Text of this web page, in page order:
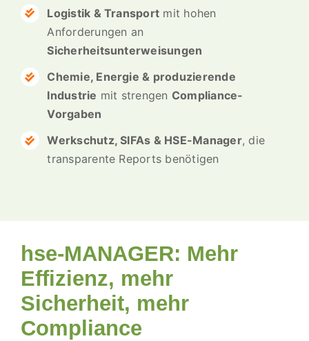
Logistik & Transport mit hohen
Anforderungen an
Sicherheitsunterweisungen
Chemie, Energie & produzierende
Industrie mit strengen Compliance-
Vorgaben
Werkschutz, SIFAs & HSE-Manager, die
transparente Reports benötigen
hse-MANAGER: Mehr
Effizienz, mehr
Sicherheit, mehr
Compliance